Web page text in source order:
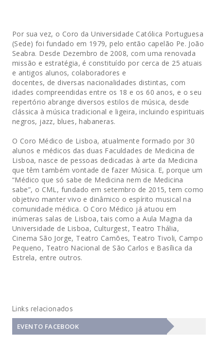
Por sua vez, o Coro da Universidade Católica Portuguesa
(Sede) foi fundado em 1979, pelo então capelão Pe. João
Seabra. Desde Dezembro de 2008, com uma renovada
missão e estratégia, é constituído por cerca de 25 atuais
e antigos alunos, colaboradores e
docentes, de diversas nacionalidades distintas, com
idades compreendidas entre os 18 e os 60 anos, e o seu
repertório abrange diversos estilos de música, desde
clássica à música tradicional e ligeira, incluindo espirituais
negros, jazz, blues, habaneras.
O Coro Médico de Lisboa, atualmente formado por 30
alunos e médicos das duas Faculdades de Medicina de
Lisboa, nasce de pessoas dedicadas à arte da Medicina
que têm também vontade de fazer Música. E, porque um
“Médico que só sabe de Medicina nem de Medicina
sabe”, o CML, fundado em setembro de 2015, tem como
objetivo manter vivo e dinâmico o espírito musical na
comunidade médica. O Coro Médico já atuou em
inúmeras salas de Lisboa, tais como a Aula Magna da
Universidade de Lisboa, Culturgest, Teatro Thália,
Cinema São Jorge, Teatro Camões, Teatro Tivoli, Campo
Pequeno, Teatro Nacional de São Carlos e Basílica da
Estrela, entre outros.
Links relacionados
EVENTO FACEBOOK